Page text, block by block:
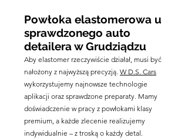
Powłoka elastomerowa u
sprawdzonego auto
detailera w Grudziądzu
Aby elastomer rzeczywiście działał, musi być
nałożony z najwyższą precyzją. W D.S. Cars
wykorzystujemy najnowsze technologie
aplikacji oraz sprawdzone preparaty. Mamy
doświadczenie w pracy z powłokami klasy
premium, a każde zlecenie realizujemy
indywidualnie – z troską o każdy detal.